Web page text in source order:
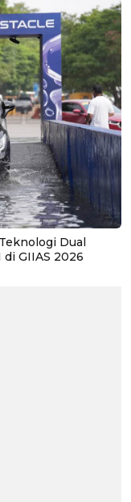
Dual
GIIAS 2026